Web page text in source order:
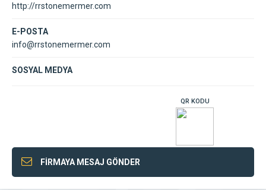
http://rrstonemermer.com
E-POSTA
info@rrstonemermer.com
SOSYAL MEDYA
QR KODU
FİRMAYA MESAJ GÖNDER